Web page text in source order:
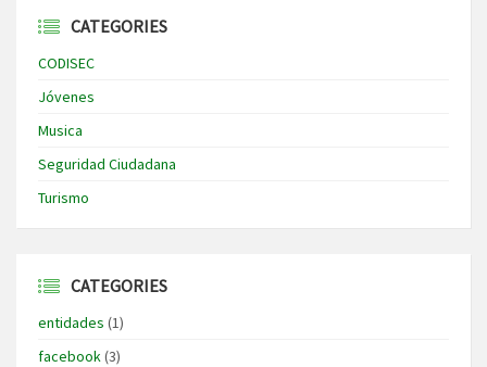
CATEGORIES
CODISEC
Jóvenes
Musica
Seguridad Ciudadana
Turismo
CATEGORIES
entidades (1)
facebook(3)